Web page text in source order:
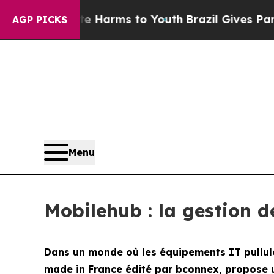
AGP PICKS
Abate Harms to YouthBrazil Gives Parents
Menu
Mobilehub : la gestion
Dans un monde où les équipements IT
made in France édité par bconnex,